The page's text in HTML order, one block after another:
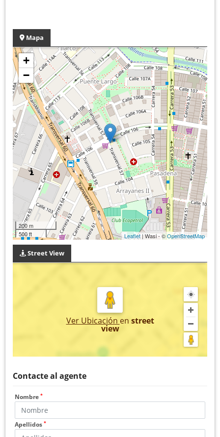
Mapa
+
−
200 m
500 ft
Leaflet | Wasi - ©OpenStreetMap
Street View
Ver Ubicación en street
view
Contacte al agente
Nombre *
Apellidos *